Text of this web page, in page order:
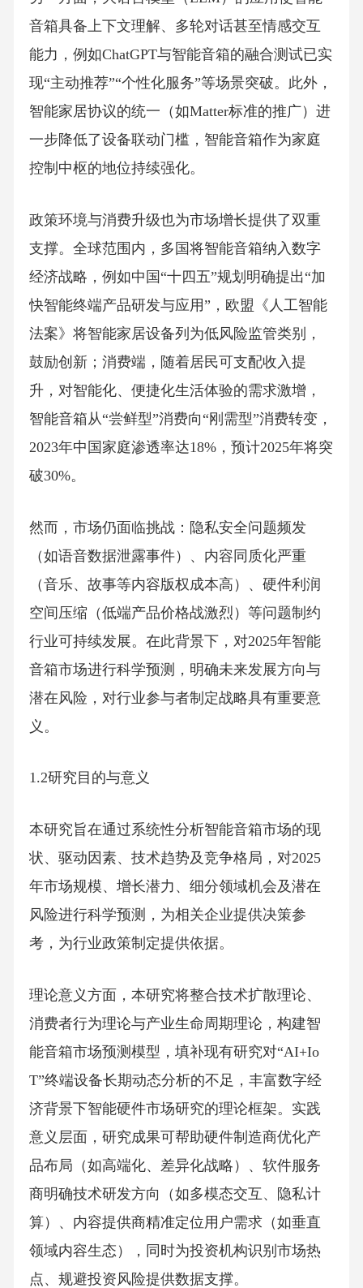
音箱具备上下文理解、多轮对话甚至情感交互
能力，例如ChatGPT与智能音箱的融合测试已实
现“主动推荐”“个性化服务”等场景突破。此外，
智能家居协议的统一（如Matter标准的推广）进
一步降低了设备联动门槛，智能音箱作为家庭
控制中枢的地位持续强化。
政策环境与消费升级也为市场增长提供了双重
支撑。全球范围内，多国将智能音箱纳入数字
经济战略，例如中国“十四五”规划明确提出“加
快智能终端产品研发与应用”，欧盟《人工智能
法案》将智能家居设备列为低风险监管类别，
鼓励创新；消费端，随着居民可支配收入提
升，对智能化、便捷化生活体验的需求激增，
智能音箱从“尝鲜型”消费向“刚需型”消费转变，
2023年中国家庭渗透率达18%，预计2025年将突
破30%。
然而，市场仍面临挑战：隐私安全问题频发
（如语音数据泄露事件）、内容同质化严重
（音乐、故事等内容版权成本高）、硬件利润
空间压缩（低端产品价格战激烈）等问题制约
行业可持续发展。在此背景下，对2025年智能
音箱市场进行科学预测，明确未来发展方向与
潜在风险，对行业参与者制定战略具有重要意
义。
1.2研究目的与意义
本研究旨在通过系统性分析智能音箱市场的现
状、驱动因素、技术趋势及竞争格局，对2025
年市场规模、增长潜力、细分领域机会及潜在
风险进行科学预测，为相关企业提供决策参
考，为行业政策制定提供依据。
理论意义方面，本研究将整合技术扩散理论、
消费者行为理论与产业生命周期理论，构建智
能音箱市场预测模型，填补现有研究对“AI+Io
T”终端设备长期动态分析的不足，丰富数字经
济背景下智能硬件市场研究的理论框架。实践
意义层面，研究成果可帮助硬件制造商优化产
品布局（如高端化、差异化战略）、软件服务
商明确技术研发方向（如多模态交互、隐私计
算）、内容提供商精准定位用户需求（如垂直
领域内容生态），同时为投资机构识别市场热
点、规避投资风险提供数据支撑。